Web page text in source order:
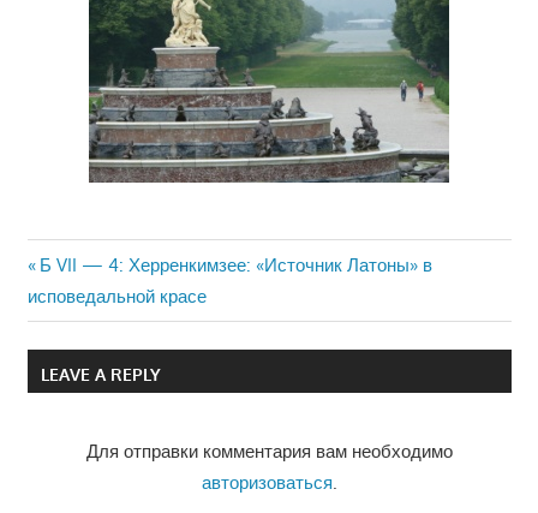
Навигация
по
записям
Previous
Post:
Б VII — 4: Херренкимзее: «Источник Латоны» в
исповедальной красе
LEAVE A REPLY
Для отправки комментария вам необходимо
авторизоваться